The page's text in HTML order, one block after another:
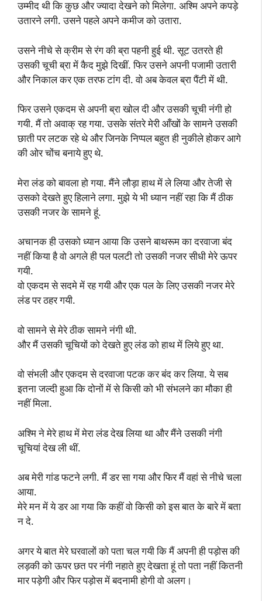
उम्मीद थी कि कुछ और ज्यादा देखने को मिलेगा. अश्मि अपने कपड़े
उतारने लगी. उसने पहले अपने कमीज को उतारा.
उसने नीचे से क्रीम से रंग की ब्रा पहनी हुई थी. सूट उतरते ही
उसकी चूची ब्रा में कैद मुझे दिखीं. फिर उसने अपनी पजामी उतारी
और निकाल कर एक तरफ टांग दी. वो अब केवल ब्रा पैंटी में थी.
फिर उसने एकदम से अपनी ब्रा खोल दी और उसकी चूची नंगी हो
गयी. मैं तो अवाक् रह गया. उसके संतरे मेरी आँखों के सामने उसकी
छाती पर लटक रहे थे और जिनके निप्पल बहुत ही नुकीले होकर आगे
की ओर चोंच बनाये हुए थे.
मेरा लंड को बावला हो गया. मैंने लौड़ा हाथ में ले लिया और तेजी से
उसको देखते हुए हिलाने लगा. मुझे ये भी ध्यान नहीं रहा कि मैं ठीक
उसकी नजर के सामने हूं.
अचानक ही उसको ध्यान आया कि उसने बाथरूम का दरवाजा बंद
नहीं किया है वो अगले ही पल पलटी तो उसकी नजर सीधी मेरे ऊपर
गयी.
वो एकदम से सदमे में रह गयी और एक पल के लिए उसकी नजर मेरे
लंड पर ठहर गयी.
वो सामने से मेरे ठीक सामने नंगी थी.
और मैं उसकी चूचियों को देखते हुए लंड को हाथ में लिये हुए था.
वो संभली और एकदम से दरवाजा पटक कर बंद कर लिया. ये सब
इतना जल्दी हुआ कि दोनों में से किसी को भी संभलने का मौका ही
नहीं मिला.
अश्मि ने मेरे हाथ में मेरा लंड देख लिया था और मैंने उसकी नंगी
चूचियां देख ली थीं.
अब मेरी गांड फटने लगी. मैं डर सा गया और फिर मैं वहां से नीचे चला
आया.
मेरे मन में ये डर आ गया कि कहीं वो किसी को इस बात के बारे में बता
न दे.
अगर ये बात मेरे घरवालों को पता चल गयी कि मैं अपनी ही पड़ोस की
लड़की को ऊपर छत पर नंगी नहाते हुए देखता हूं तो पता नहीं कितनी
मार पड़ेगी और फिर पड़ोस में बदनामी होगी वो अलग।